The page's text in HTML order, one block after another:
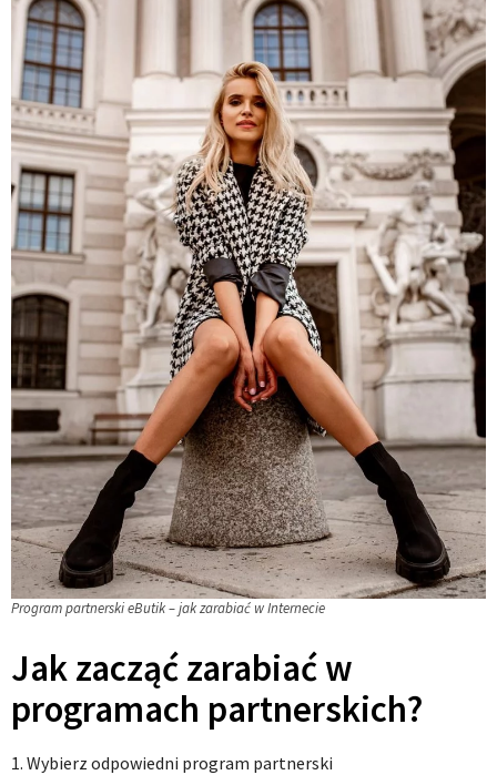
Program partnerski eButik – jak zarabiać w Internecie
Jak zacząć zarabiać w
programach partnerskich?
1. Wybierz odpowiedni program partnerski